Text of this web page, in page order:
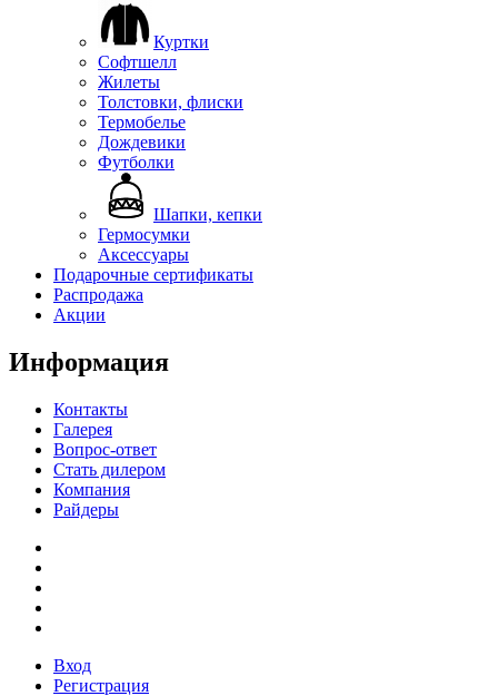
Куртки
Софтшелл
Жилеты
Толстовки, флиски
Термобелье
Дождевики
Футболки
Шапки, кепки
Гермосумки
Аксессуары
Подарочные сертификаты
Распродажа
Акции
Информация
Контакты
Галерея
Вопрос-ответ
Стать дилером
Компания
Райдеры
Вход
Регистрация